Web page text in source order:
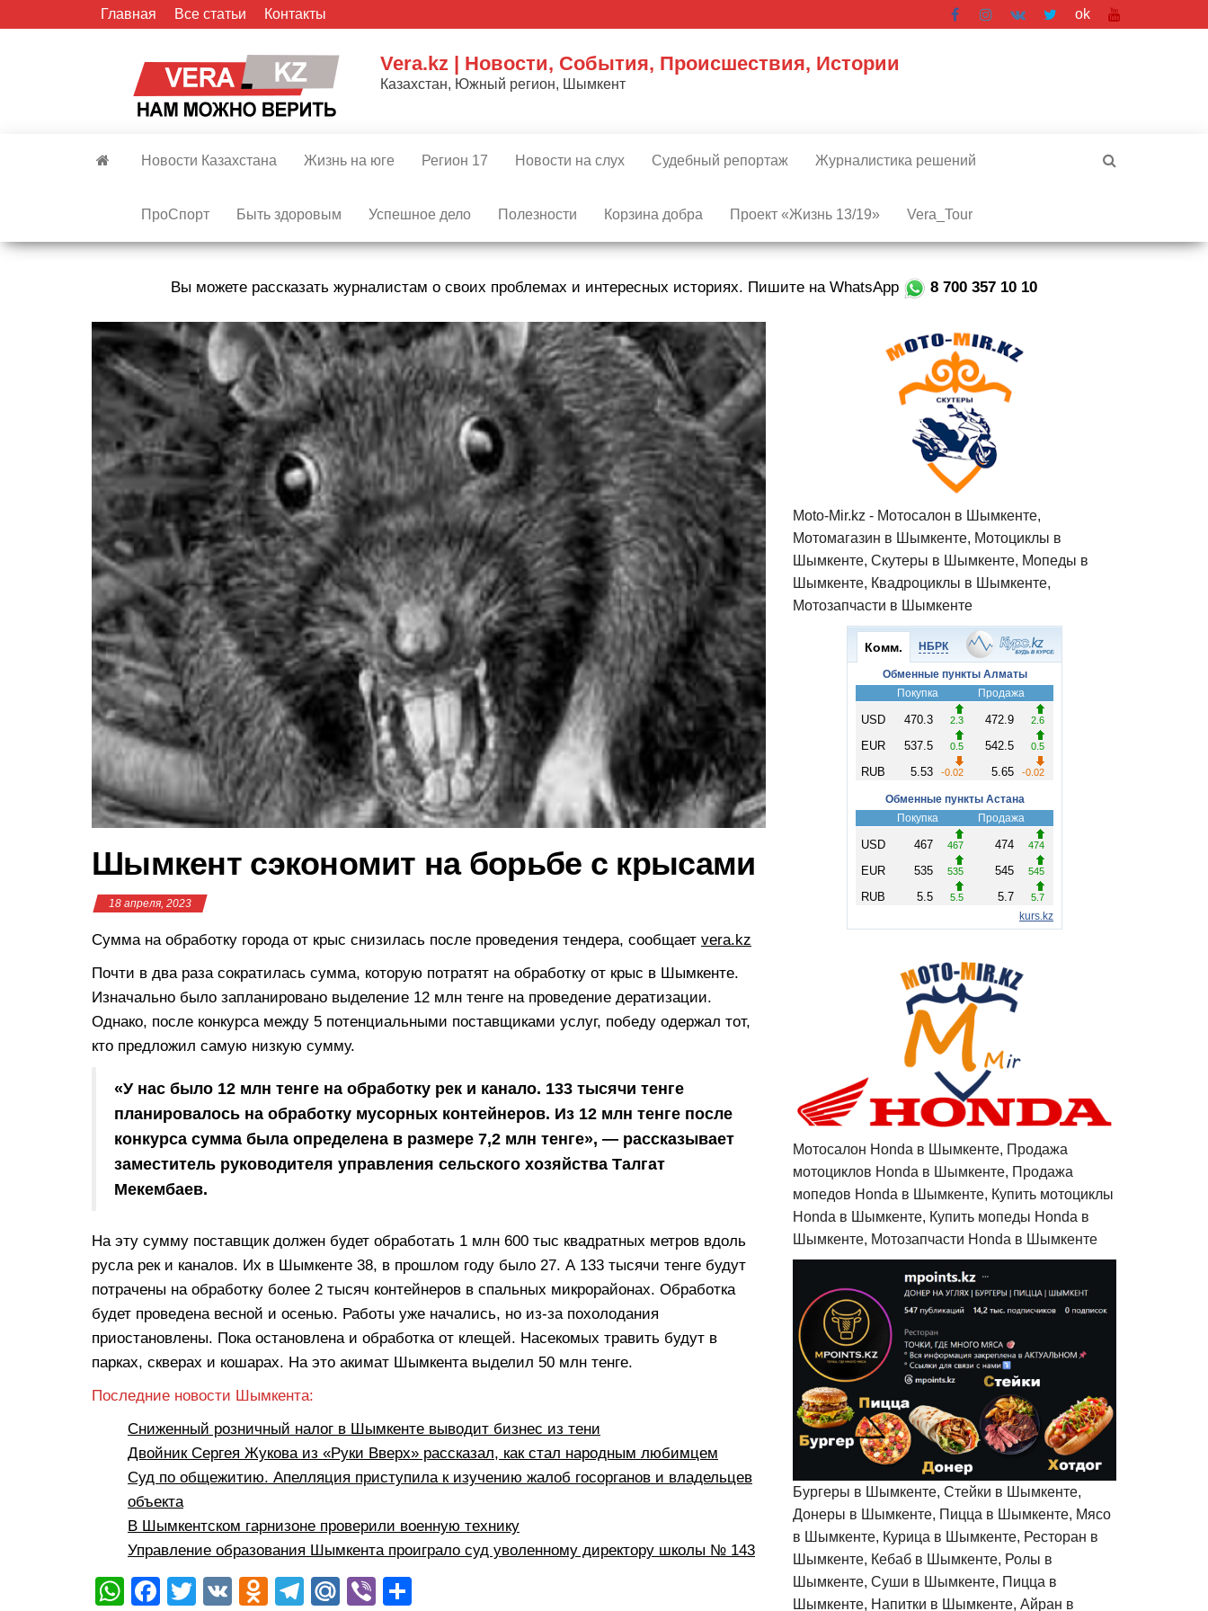
Главная Все статьи Контакты ok
Vera.kz | Новости, События, Происшествия, Истории
Казахстан, Южный регион, Шымкент
Новости Казахстана Жизнь на юге Регион 17 Новости на слух Судебный репортаж Журналистика решений
ПроСпорт Быть здоровым Успешное дело Полезности Корзина добра Проект «Жизнь 13/19» Vera_Tour
Вы можете рассказать журналистам о своих проблемах и интересных историях. Пишите на WhatsApp 8 700 357 10 10
Шымкент сэкономит на борьбе с крысами
18 апреля, 2023
Сумма на обработку города от крыс снизилась после проведения тендера, сообщает vera.kz
Почти в два раза сократилась сумма, которую потратят на обработку от крыс в Шымкенте.
Изначально было запланировано выделение 12 млн тенге на проведение дератизации.
Однако, после конкурса между 5 потенциальными поставщиками услуг, победу одержал тот,
кто предложил самую низкую сумму.
«У нас было 12 млн тенге на обработку рек и канало. 133 тысячи тенге
планировалось на обработку мусорных контейнеров. Из 12 млн тенге после
конкурса сумма была определена в размере 7,2 млн тенге», — рассказывает
заместитель руководителя управления сельского хозяйства Талгат
Мекембаев.
На эту сумму поставщик должен будет обработать 1 млн 600 тыс квадратных метров вдоль
русла рек и каналов. Их в Шымкенте 38, в прошлом году было 27. А 133 тысячи тенге будут
потрачены на обработку более 2 тысяч контейнеров в спальных микрорайонах. Обработка
будет проведена весной и осенью. Работы уже начались, но из-за похолодания
приостановлены. Пока остановлена и обработка от клещей. Насекомых травить будут в
парках, скверах и кошарах. На это акимат Шымкента выделил 50 млн тенге.
Последние новости Шымкента:
Сниженный розничный налог в Шымкенте выводит бизнес из тени
Двойник Сергея Жукова из «Руки Вверх» рассказал, как стал народным любимцем
Суд по общежитию. Апелляция приступила к изучению жалоб госорганов и владельцев
объекта
В Шымкентском гарнизоне проверили военную технику
Управление образования Шымкента проиграло суд уволенному директору школы № 143
W F
T
V
O
T
M Vi
Moto-Mir.kz - Мотосалон в Шымкенте,
Мотомагазин в Шымкенте, Мотоциклы в
Шымкенте, Скутеры в Шымкенте, Мопеды в
Шымкенте, Квадроциклы в Шымкенте,
Мотозапчасти в Шымкенте
Мотосалон Honda в Шымкенте, Продажа
мотоциклов Honda в Шымкенте, Продажа
мопедов Honda в Шымкенте, Купить мотоциклы
Honda в Шымкенте, Купить мопеды Honda в
Шымкенте, Мотозапчасти Honda в Шымкенте
Бургеры в Шымкенте, Стейки в Шымкенте,
Донеры в Шымкенте, Пицца в Шымкенте, Мясо
в Шымкенте, Курица в Шымкенте, Ресторан в
Шымкенте, Кебаб в Шымкенте, Ролы в
Шымкенте, Суши в Шымкенте, Пицца в
Шымкенте, Напитки в Шымкенте, Айран в